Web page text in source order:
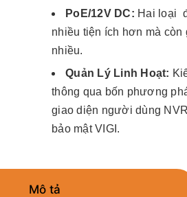
PoE/12V DC: Hai loại
nhiều tiện ích hơn mà
nhiều.
Quản Lý Linh Hoạt:
thông qua bốn phương
giao diện người dùng
bảo mật VIGI.
Mô tả